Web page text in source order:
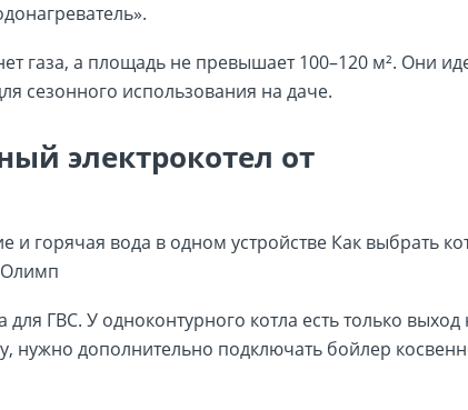
газа, а площадь не превышает 100–120 м². Они
сезонного использования на даче.
электрокотел от
ГВС. У одноконтурного котла есть только выход
нужно дополнительно подключать бойлер